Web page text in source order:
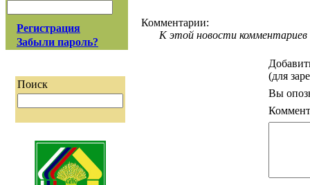
Регистрация
Забыли пароль?
Поиск
Комментарии:
К этой новости комментариев
(для
Вы